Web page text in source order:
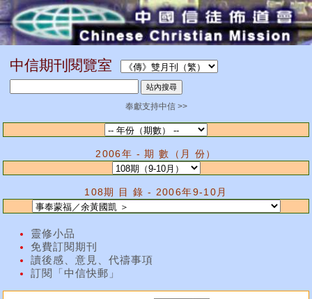
中信期刊閱覽室
奉獻支持中信 >>
2006年 - 期 數（月 份）
108期 目 錄 - 2006年9-10月
靈修小品
免費訂閱期刊
讀後感、意見、代禱事項
訂閱「中信快郵」